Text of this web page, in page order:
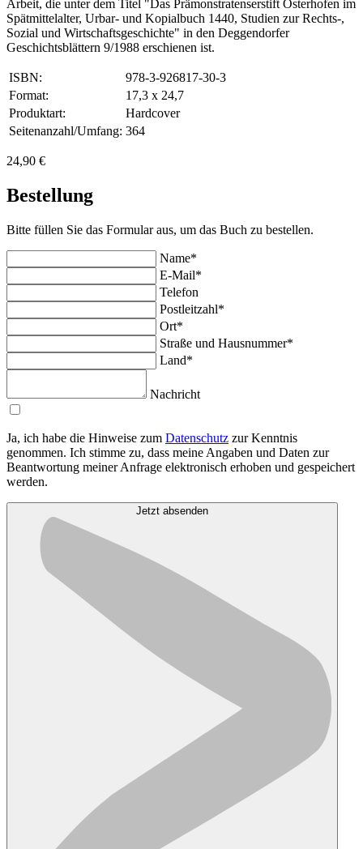
Arbeit, die unter dem Titel "Das Prämonstratenserstift Osterhofen im
Spätmittelalter, Urbar- und Kopialbuch 1440, Studien zur Rechts-,
Sozial und Wirtschaftsgeschichte" in den Deggendorfer
Geschichtsblättern 9/1988 erschienen ist.
ISBN:
978-3-926817-30-3
Format:
17,3 x 24,7
Produktart:
Hardcover
Seitenanzahl/Umfang: 364
24,90 €
Bestellung
Bitte füllen Sie das Formular aus, um das Buch zu bestellen.
Name*
E-Mail*
Telefon
Postleitzahl*
Ort*
Straße und Hausnummer*
Land*
Nachricht
Ja, ich habe die Hinweise zum Datenschutz zur Kenntnis
genommen. Ich stimme zu, dass meine Angaben und Daten zur
Beantwortung meiner Anfrage elektronisch erhoben und gespeichert
werden.
Jetzt absenden